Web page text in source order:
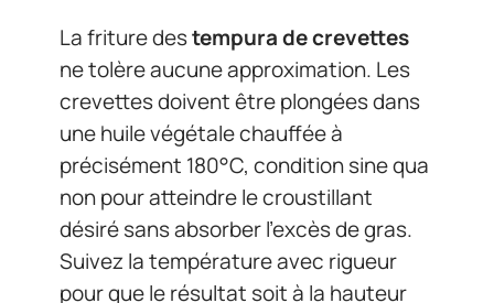
La friture destempura de crevettes
ne tolère aucune approximation. Les
crevettes doivent être plongées dans
une huile végétale chauffée à
précisément 180°C, condition sine qua
non pour atteindre le croustillant
désiré sans absorber l’excès de gras.
Suivez la température avec rigueur
pour que le résultat soit à la hauteur